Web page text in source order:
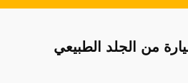
من الجلد الطبيعي